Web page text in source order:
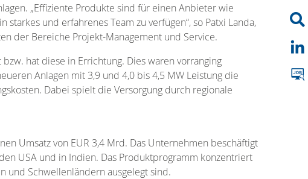
„Effiziente Produkte sind für einen Anbieter wie
und erfahrenes Team zu verfügen“, so Patxi Landa,
der Bereiche Projekt-Management und Service.
hat diese in Errichtung. Dies waren vorranging
Anlagen mit 3,9 und 4,0 bis 4,5 MW Leistung die
Dabei spielt die Versorgung durch regionale
Umsatz von EUR 3,4 Mrd. Das Unternehmen beschäftigt
USA und in Indien. Das Produktprogramm konzentriert
und Schwellenländern ausgelegt sind.